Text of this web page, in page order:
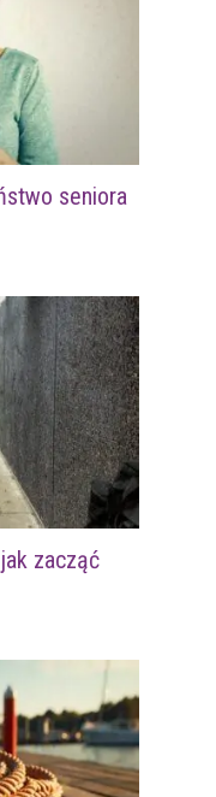
seniora
zacząć